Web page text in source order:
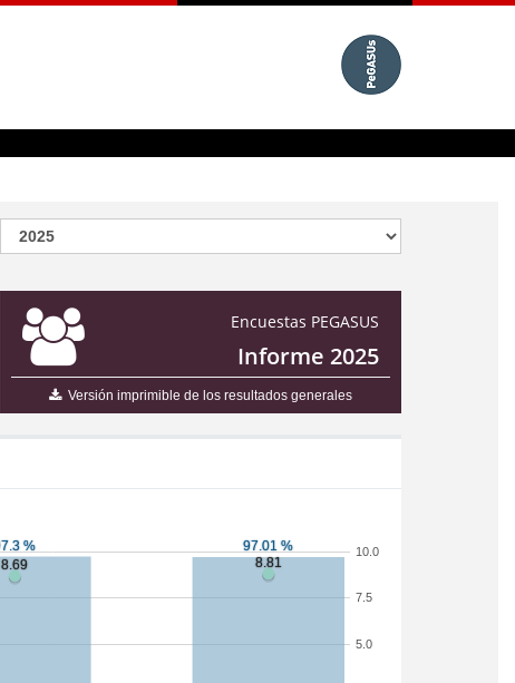
Encuestas PEGASUS
Informe 2025
Versión imprimible de los resultados generales
5.0
7.5
10.0